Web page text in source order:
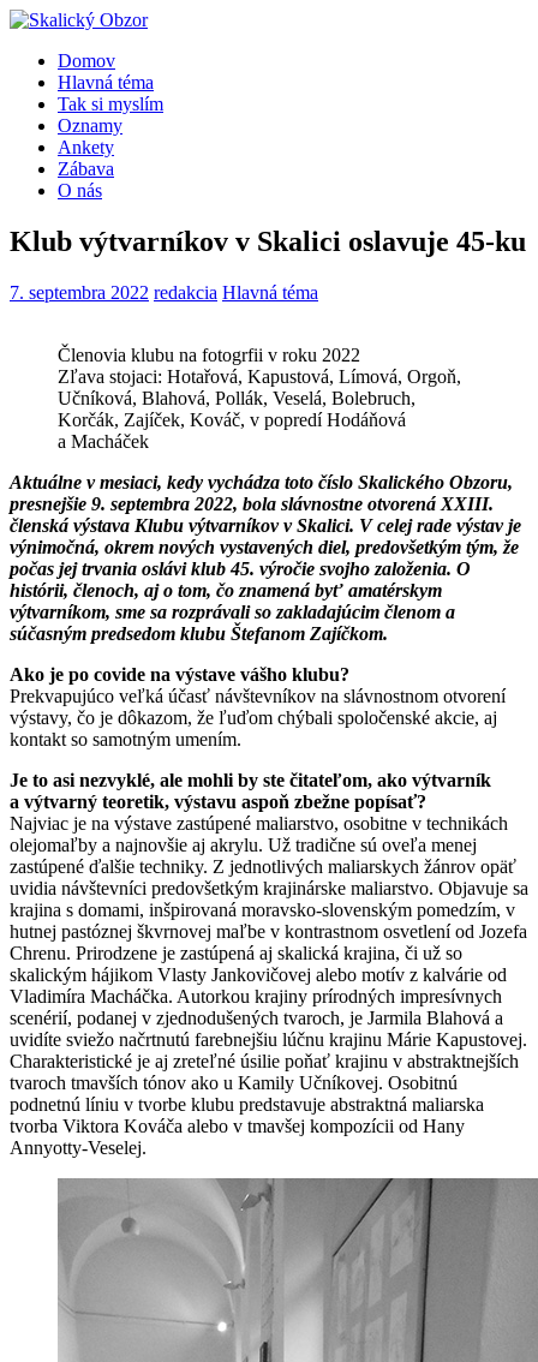
Domov
Hlavná téma
Tak si myslím
Oznamy
Ankety
Zábava
O nás
Klub výtvarníkov v Skalici oslavuje 45-ku
7. septembra 2022 redakcia Hlavná téma
Členovia klubu na fotogrfii v roku 2022
Zľava stojaci: Hotařová, Kapustová, Límová, Orgoň,
Učníková, Blahová, Pollák, Veselá, Bolebruch,
Korčák, Zajíček, Kováč, v popredí Hodáňová
a Macháček
Aktuálne v mesiaci, kedy vychádza toto číslo Skalického Obzoru,
presnejšie 9. septembra 2022, bola slávnostne otvorená XXIII.
členská výstava Klubu výtvarníkov v Skalici. V celej rade výstav je
výnimočná, okrem nových vystavených diel, predovšetkým tým, že
počas jej trvania oslávi klub 45. výročie svojho založenia. O
histórii, členoch, aj o tom, čo znamená byť amatérskym
výtvarníkom, sme sa rozprávali so zakladajúcim členom a
súčasným predsedom klubu Štefanom Zajíčkom.
Ako je po covide na výstave vášho klubu?
Prekvapujúco veľká účasť návštevníkov na slávnostnom otvorení
výstavy, čo je dôkazom, že ľuďom chýbali spoločenské akcie, aj
kontakt so samotným umením.
Je to asi nezvyklé, ale mohli by ste čitateľom, ako výtvarník
a výtvarný teoretik, výstavu aspoň zbežne popísať?
Najviac je na výstave zastúpené maliarstvo, osobitne v technikách
olejomaľby a najnovšie aj akrylu. Už tradične sú oveľa menej
zastúpené ďalšie techniky. Z jednotlivých maliarskych žánrov opäť
uvidia návštevníci predovšetkým krajinárske maliarstvo. Objavuje sa
krajina s domami, inšpirovaná moravsko-slovenským pomedzím, v
hutnej pastóznej škvrnovej maľbe v kontrastnom osvetlení od Jozefa
Chrenu. Prirodzene je zastúpená aj skalická krajina, či už so
skalickým hájikom Vlasty Jankovičovej alebo motív z kalvárie od
Vladimíra Macháčka. Autorkou krajiny prírodných impresívnych
scenérií, podanej v zjednodušených tvaroch, je Jarmila Blahová a
uvidíte sviežo načrtnutú farebnejšiu lúčnu krajinu Márie Kapustovej.
Charakteristické je aj zreteľné úsilie poňať krajinu v abstraktnejších
tvaroch tmavších tónov ako u Kamily Učníkovej. Osobitnú
podnetnú líniu v tvorbe klubu predstavuje abstraktná maliarska
tvorba Viktora Kováča alebo v tmavšej kompozícii od Hany
Annyotty-Veselej.